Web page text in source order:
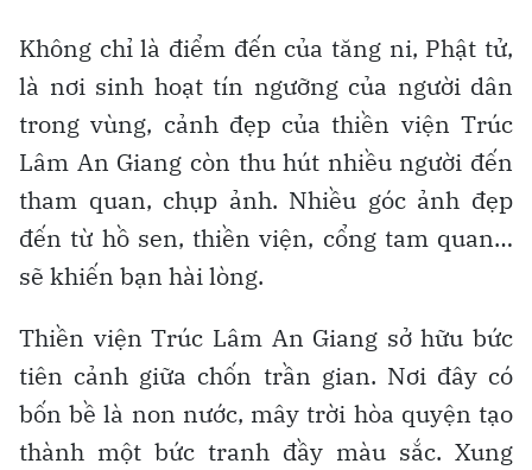
Không chỉ là điểm đến của tăng ni, Phật tử,
là nơi sinh hoạt tín ngưỡng của người dân
trong vùng, cảnh đẹp của thiền viện Trúc
Lâm An Giang còn thu hút nhiều người đến
tham quan, chụp ảnh. Nhiều góc ảnh đẹp
đến từ hồ sen, thiền viện, cổng tam quan…
sẽ khiến bạn hài lòng.
Thiền viện Trúc Lâm An Giang sở hữu bức
tiên cảnh giữa chốn trần gian. Nơi đây có
bốn bề là non nước, mây trời hòa quyện tạo
thành một bức tranh đầy màu sắc. Xung